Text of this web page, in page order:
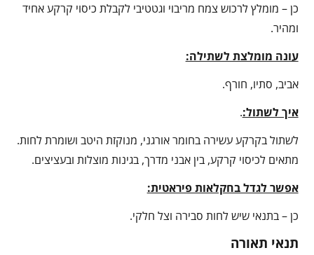
כן – מומלץ לרכוש צמח מריבוי וגטטיבי לקבלת כיסוי קרקע אחיד
ומהיר.
עונה מומלצת לשתילה:
אביב, סתיו, חורף.
איך לשתול:.
לשתול בקרקע עשירה בחומר אורגני, מנוקזת היטב ושומרת לחות.
מתאים לכיסוי קרקע, בין אבני מדרך, בגינות מוצלות ובעציצים.
אפשר לגדל בחקלאות פיראטית:
כן – בתנאי שיש לחות סבירה וצל חלקי.
תנאי תאורה